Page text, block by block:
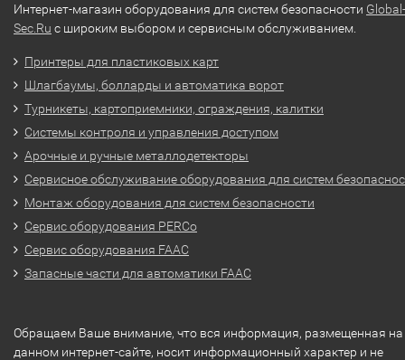
Интернет-магазин оборудования для систем безопасности Global-
Sec.Ru с широким выбором и сервисным обслуживанием.
Принтеры для пластиковых карт
Шлагбаумы, болларды и автоматика ворот
Турникеты, картоприемники, ограждения, калитки
Системы контроля и управления доступом
Арочные и ручные металлодетекторы
Сервисное обслуживание оборудования для систем
Монтаж оборудования для систем безопасности
Сервис оборудования PERCo
Сервис оборудования FAAC
Запасные части для автоматики FAAC
Обращаем Ваше внимание, что вся информация, размещенная на
данном интернет-сайте, носит информационный характер и не